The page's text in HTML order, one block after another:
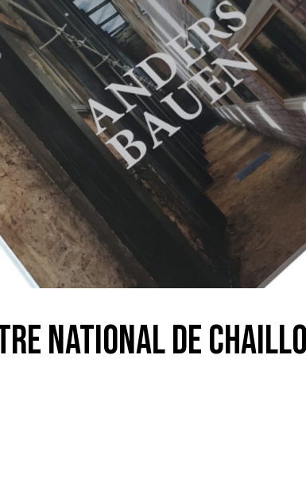
National de